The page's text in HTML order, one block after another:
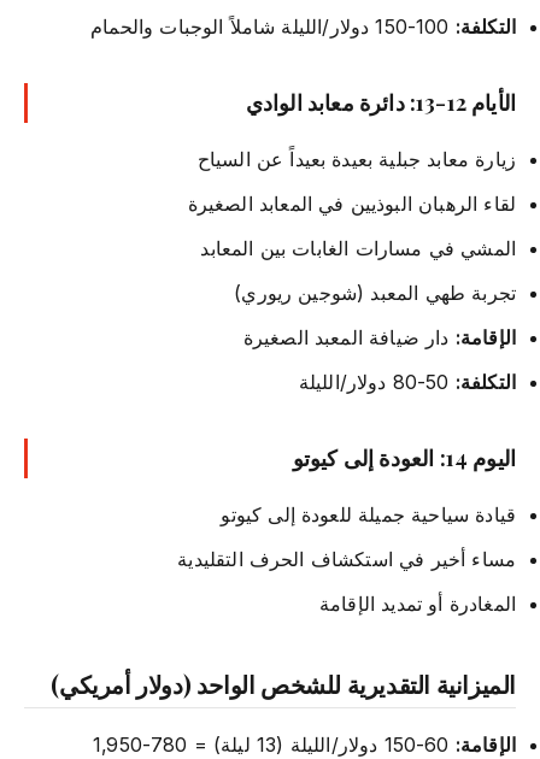
التكلفة:
الأيام 12-13: دائرة معابد الوادي
زيارة معابد جبلية بعيدة بعيداً عن السياح
لقاء الرهبان البوذيين في المعابد الصغيرة
المشي في مسارات الغابات بين المعابد
تجربة طهي المعبد (شوجين ريوري)
الإقامة: دار ضيافة المعبد الصغيرة
التكلفة:
اليوم 14: العودة إلى كيوتو
قيادة سياحية جميلة للعودة إلى كيوتو
مساء أخير في استكشاف الحرف التقليدية
المغادرة أو تمديد الإقامة
الميزانية التقديرية للشخص الواحد (دولار أمريكي)
الإقامة:
60-150 دولار/الليلة (13 ليلة) = 780-1,950